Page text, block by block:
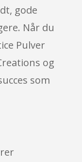
gode
Når du
Pulver
og
som